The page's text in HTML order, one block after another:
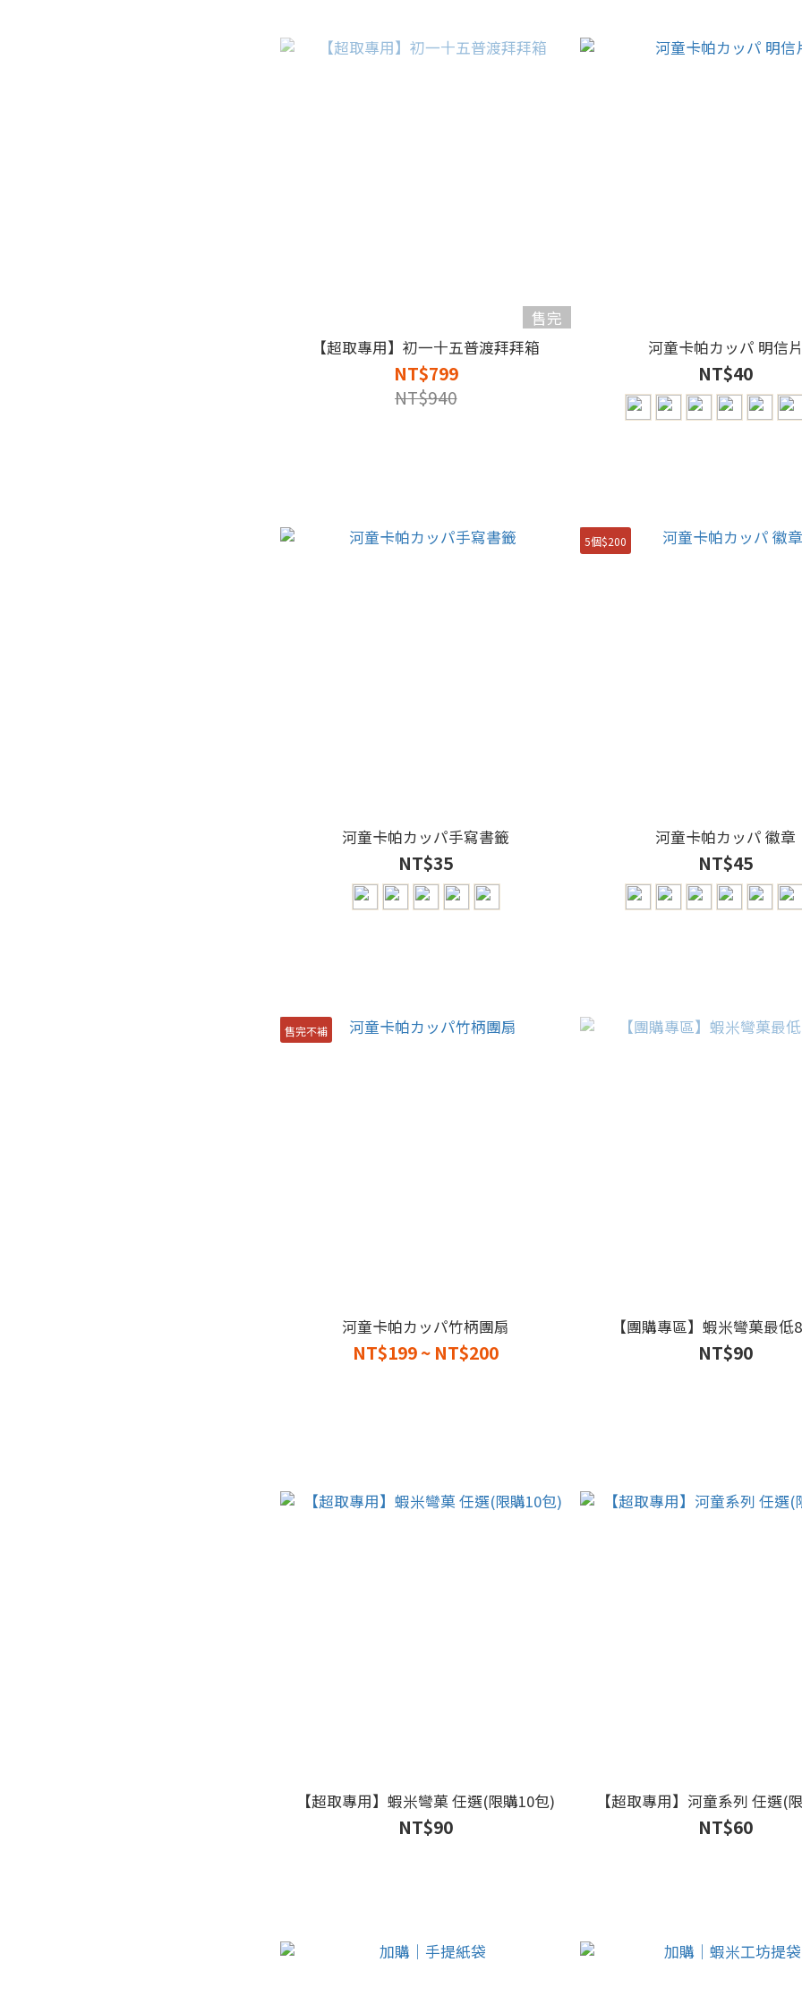
售完
【超取專用】初一十五普渡拜拜箱
NT$799
NT$940
河童卡帕カッパ 明信
NT$40
河童卡帕カッパ手寫書籤
NT$35
5個$200
河童卡帕カッパ 徽章
NT$45
售完不補
河童卡帕カッパ竹柄團扇
NT$199 ~ NT$200
【團購專區】蝦米彎菓最低
NT$90
【超取專用】蝦米彎菓 任選(限購10包)
NT$90
【超取專用】河童系列 任選(
NT$60